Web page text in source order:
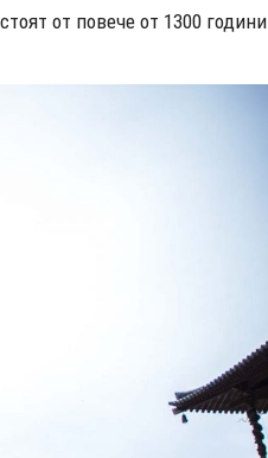
от повече от 1300 години